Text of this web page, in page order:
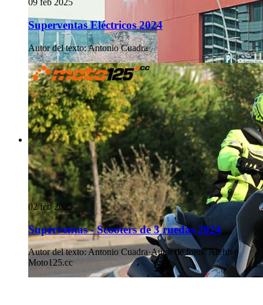
09 feb 2025
Superventas Eléctricos 2024
Autor del texto:Antonio Cuadra
02 feb 2025
Superventas - Scooters de 3 ruedas 2024
Autor del texto:Antonio Cuadra·Autor de fotos:Archivo
Moto125.cc